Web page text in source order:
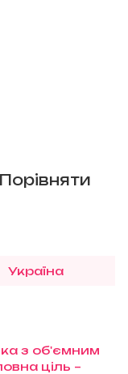
Порівняти
Україна
з об'ємним
ціль –